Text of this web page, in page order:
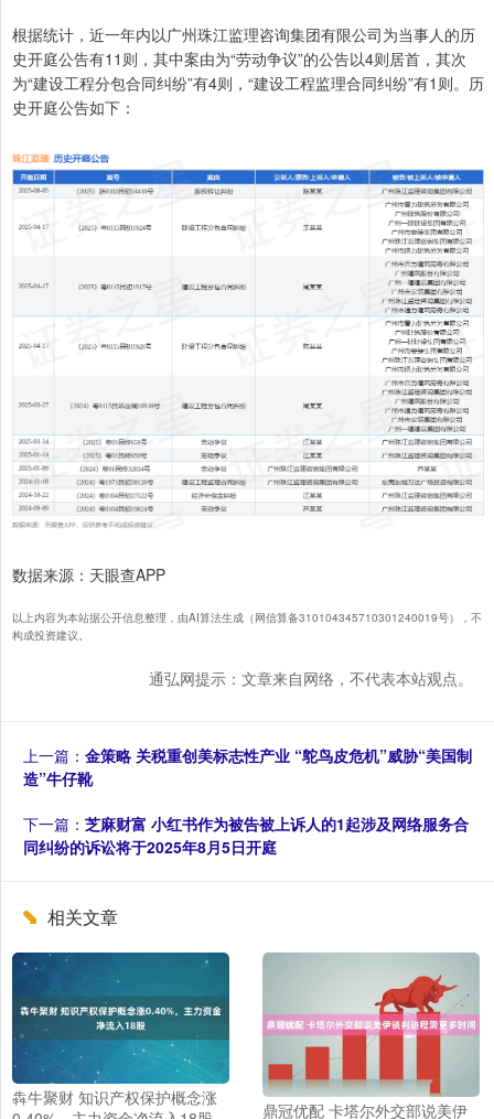
根据统计，近一年内以广州珠江监理咨询集团有限公司为当事人的历
史开庭公告有11则，其中案由为“劳动争议”的公告以4则居首，其次
为“建设工程分包合同纠纷”有4则，“建设工程监理合同纠纷”有1则。历
史开庭公告如下：
数据来源：天眼查APP
以上内容为本站据公开信息整理，由AI算法生成（网信算备310104345710301240019号），不
构成投资建议。
通弘网提示：文章来自网络，不代表本站观点。
上一篇： 金策略 关税重创美标志性产业 “鸵鸟皮危机”威胁“美国制
造”牛仔靴
下一篇： 芝麻财富 小红书作为被告被上诉人的1起涉及网络服务合
同纠纷的诉讼将于2025年8月5日开庭
相关文章
犇牛聚财 知识产权保护概念涨
鼎冠优配 卡塔尔外交部说美伊